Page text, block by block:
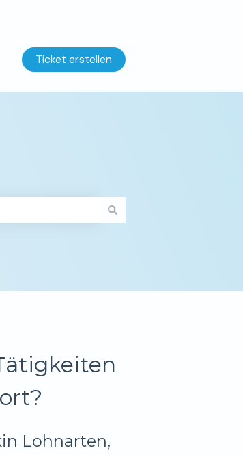
Ticket erstellen
Lohnarten,